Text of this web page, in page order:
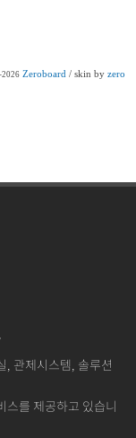
2026 Zeroboard / skin by zero
, 관제시스템, 솔루션
스를 제공하고 있습니